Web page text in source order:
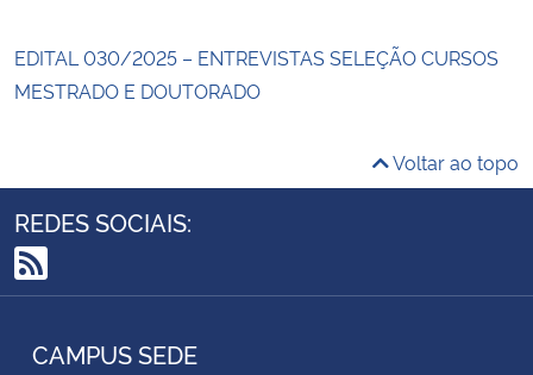
EDITAL 030/2025 – ENTREVISTAS SELEÇÃO CURSOS
MESTRADO E DOUTORADO
Voltar ao topo
REDES SOCIAIS:
RSS
CAMPUS SEDE